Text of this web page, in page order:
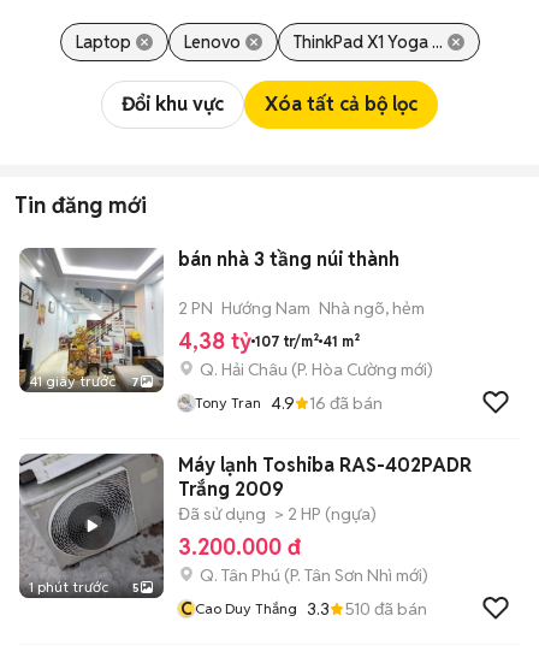
Laptop Lenovo ThinkPad X1 Yoga ...
Đổi khu vực Xóa tất cả bộ lọc
Tin đăng mới
41 giây trước 7
bán nhà 3 tầng núi thành
2 PN Hướng Nam Nhà ngõ, hẻm
4,38 tỷ 107 tr/m² 41 m²
Q. Hải Châu (P. Hòa Cường mới)
Tony Tran 4.9 16 đã bán
1 phút trước 5
Máy lạnh Toshiba RAS-402PADR
Trắng 2009
Đã sử dụng > 2 HP (ngựa)
3.200.000 đ
Q. Tân Phú (P. Tân Sơn Nhì mới)
CCao Duy Thắng 3.3 510 đã bán